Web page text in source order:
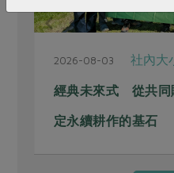
2026-08-03 社內大
經典未來式 從共同
定永續耕作的基石